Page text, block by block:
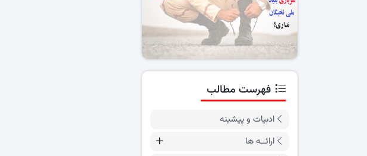
فهرست مطالب
ادبیات و پیشینه
ارائــه ها